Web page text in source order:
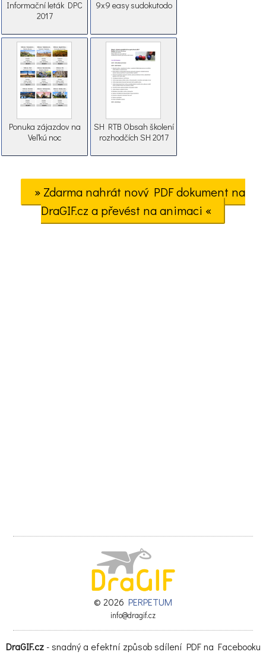
Informační leták DPC
2017
9x9 easy sudokutodo
Ponuka zájazdov na
Veľkú noc
SH RTB Obsah školení
rozhodčích SH 2017
» Zdarma nahrát nový PDF dokument na
DraGIF.cz a převést na animaci «
© 2026 PERPETUM
info@dragif.cz
DraGIF.cz- snadný a efektní způsob sdílení PDF na Facebooku